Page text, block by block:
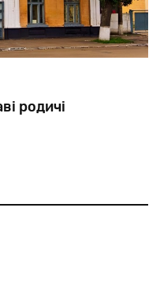
родичі
складали до 40%